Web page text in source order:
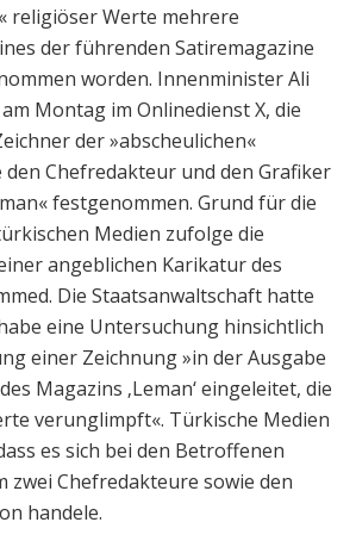
religiöser Werte mehrere
der führenden Satiremagazine
worden. Innenminister Ali
Montag im Onlinedienst X, die
der »abscheulichen«
Chefredakteur und den Grafiker
festgenommen. Grund für die
Medien zufolge die
angeblichen Karikatur des
Die Staatsanwaltschaft hatte
eine Untersuchung hinsichtlich
einer Zeichnung »in der Ausgabe
Magazins ‚Leman‘ eingeleitet, die
verunglimpft«. Türkische Medien
es sich bei den Betroffenen
zwei Chefredakteure sowie den
handele.